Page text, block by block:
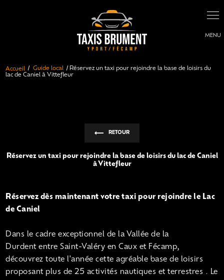
Accueil Guide local
Réservez un taxi pour rejoindre la base de loisirs du
lac de Caniel à Vittefleur
RETOUR
Réservez un taxi pour rejoindre la base de loisirs du lac de Caniel
à Vittefleur
Réservez dès maintenant votre taxi pour rejoindre le Lac
de Caniel
Dans le cadre exceptionnel de la Vallée de la
Durdent entre Saint-Valéry en Caux et Fécamp,
découvrez toute l'année cette agréable base de loisirs
proposant plus de 25 activités nautiques et terrestres . Le